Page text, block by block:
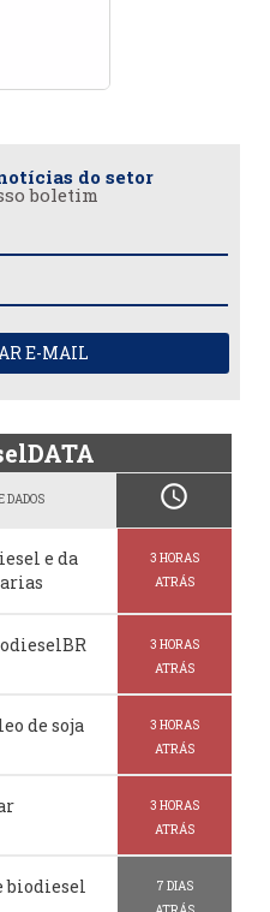
do setor
boletim
E-MAIL
DADOS schedule
e da
3 HORAS
ATRÁS
3 HORAS
ATRÁS
de soja
3 HORAS
ATRÁS
3 HORAS
ATRÁS
biodiesel
7 DIAS